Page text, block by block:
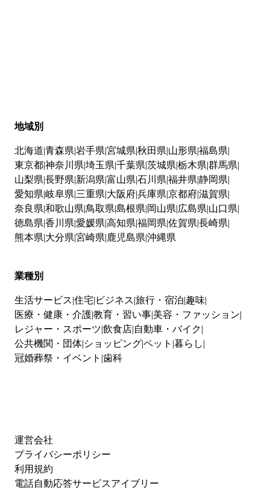
地域別
北海道 青森県 岩手県 宮城県 秋田県 山形県 福島県
東京都神奈川県 埼玉県 千葉県 茨城県 栃木県 群馬県
山梨県 長野県 新潟県 富山県 石川県 福井県 静岡県
愛知県 岐阜県 三重県 大阪府兵庫県 京都府滋賀県
奈良県 和歌山県 鳥取県 島根県 岡山県 広島県 山口県
徳島県 香川県 愛媛県 高知県 福岡県 佐賀県 長崎県
熊本県 大分県 宮崎県 鹿児島県 沖縄県
業種別
生活サービス 住宅 ビジネス 旅行・宿泊 趣味
医療・健康・介護教育・習い事 美容・ファッション
レジャー・スポーツ 飲食店 自動車・バイク
公共機関・団体 ショッピングペット 暮らし
冠婚葬祭・イベント 歯科
運営会社
プライバシーポリシー
利用規約
電話自動応答サービスアイブリー